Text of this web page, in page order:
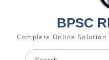
BPSC
Complete Online